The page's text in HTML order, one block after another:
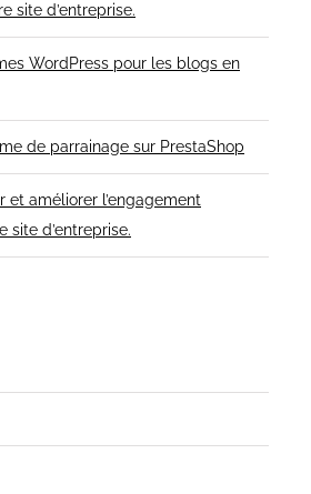
site d’entreprise.
WordPress pour les blogs en
de parrainage sur PrestaShop
et améliorer l’engagement
site d’entreprise.